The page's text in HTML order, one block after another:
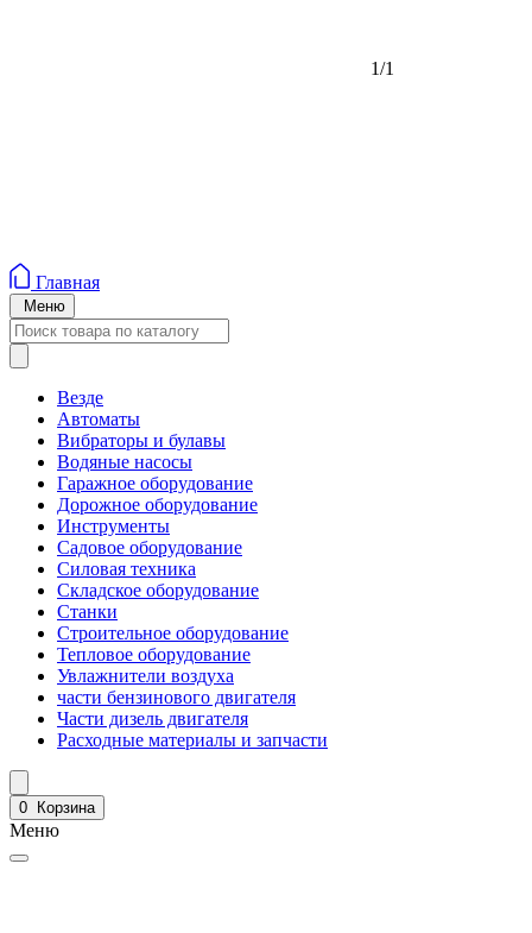
1/1
Главная
Меню
Везде
Автоматы
Вибраторы и булавы
Водяные насосы
Гаражное оборудование
Дорожное оборудование
Инструменты
Садовое оборудование
Силовая техника
Складское оборудование
Станки
Строительное оборудование
Тепловое оборудование
Увлажнители воздуха
части бензинового двигателя
Части дизель двигателя
Расходные материалы и запчасти
0 Корзина
Меню